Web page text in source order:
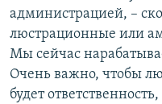
администрацией, –
люстрационные или
Мы сейчас
Очень важно, чтобы
будет